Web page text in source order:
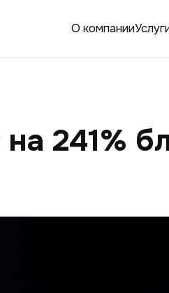
О компании
241%